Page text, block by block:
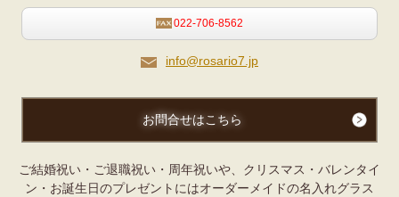
022-706-8562
info@rosario7.jp
お問合せはこちら
ご結婚祝い・ご退職祝い・周年祝いや、クリスマス・バレンタイ
ン・お誕生日のプレゼントにはオーダーメイドの名入れグラス